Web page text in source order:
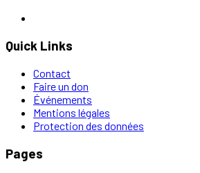
Quick Links
Contact
Faire un don
Événements
Mentions légales
Protection des données
Pages